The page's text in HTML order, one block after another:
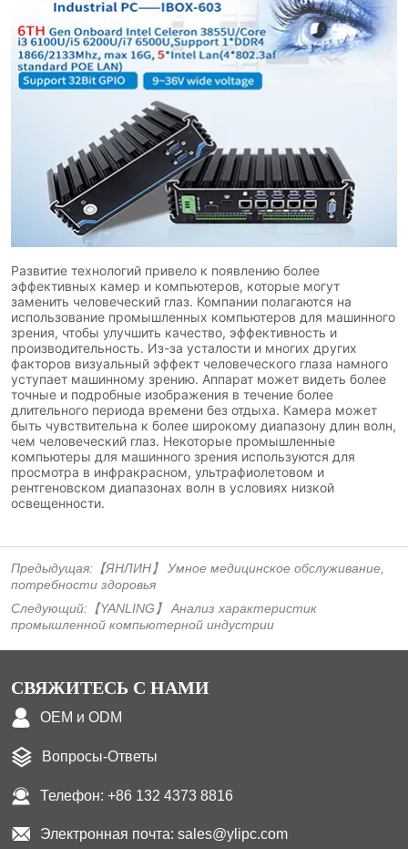
Предыдущая: 【ЯНЛИН】 Умное медицинское обслуживание,
потребности здоровья
Следующий: 【YANLING】 Анализ характеристик
промышленной компьютерной индустрии
СВЯЖИТЕСЬ С НАМИ
OEM и ODM
Вопросы-Ответы
Телефон: +86 132 4373 8816
Электронная почта: sales@ylipc.com